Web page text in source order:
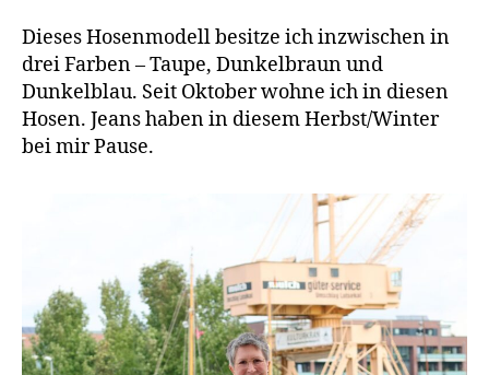
Dieses Hosenmodell besitze ich inzwischen in
drei Farben – Taupe, Dunkelbraun und
Dunkelblau. Seit Oktober wohne ich in diesen
Hosen. Jeans haben in diesem Herbst/Winter
bei mir Pause.